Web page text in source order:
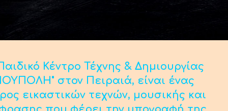
Κέντρο Τέχνης & Δημιουργίας
στον Πειραιά, είναι ένας
εικαστικών τεχνών, μουσικής και